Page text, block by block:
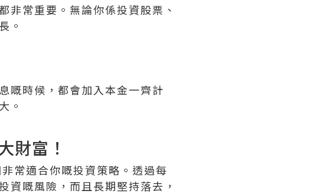
非常重要。無論你係投資股票、
。
嘅時候，都會加入本金一齊計
。
財富！
常適合你嘅投資策略。透過每
資嘅風險，而且長期堅持落去，